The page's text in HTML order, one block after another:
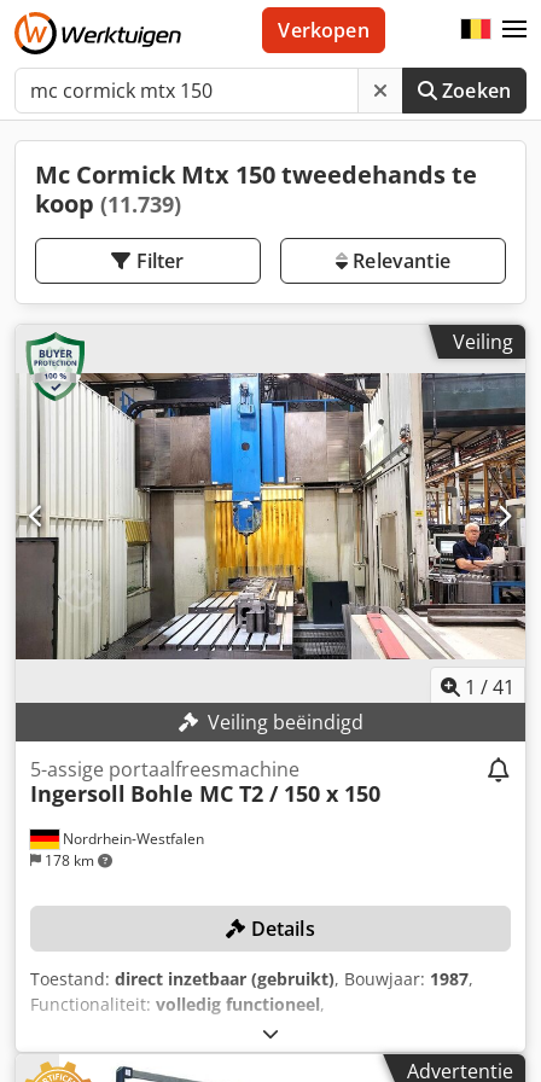
Zoeken
Verkopen
Mc Cormick Mtx 150 tweedehands te
koop (11.739)
Filter Relevantie
Veiling
1 /41
Veiling beëindigd
Nordrhein-Westfalen
178 km
5-assige portaalfreesmachine
Ingersoll Bohle MC T2 / 150 x 150
Details
Toestand: direct inzetbaar (gebruikt), Bouwjaar: 1987,
Functionaliteit: volledig functioneel,
800457
X-as:4.000 mm, verplaatsing Y-as:3.400 mm,
Advertentie